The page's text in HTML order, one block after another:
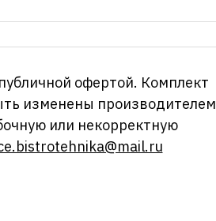
офертой. Комплект
изменены производителем
или некорректную